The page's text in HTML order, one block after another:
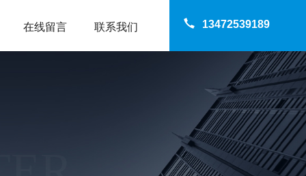
13472539189
在线留言 联系我们